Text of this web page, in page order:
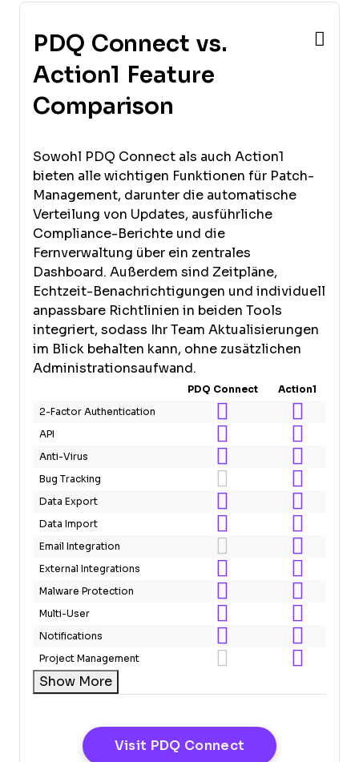
PDQ Connect vs.
Action1 Feature
Comparison
Sowohl PDQ Connect als auch Action1
bieten alle wichtigen Funktionen für Patch-
Management, darunter die automatische
Verteilung von Updates, ausführliche
Compliance-Berichte und die
Fernverwaltung über ein zentrales
Dashboard. Außerdem sind Zeitpläne,
Echtzeit-Benachrichtigungen und individuell
anpassbare Richtlinien in beiden Tools
integriert, sodass Ihr Team Aktualisierungen
im Blick behalten kann, ohne zusätzlichen
Administrationsaufwand.
PDQ Connect
Action1
2-Factor Authentication
API
Anti-Virus
Bug Tracking
Data Export
Data Import
Email Integration
External Integrations
Malware Protection
Multi-User
Notifications
Project Management
Show More
Visit PDQ Connect Opens New